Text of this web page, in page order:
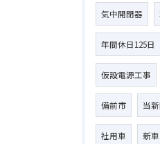
気中開閉器
年間休日125日
仮設電源工事
備前市 当
社用車 新車